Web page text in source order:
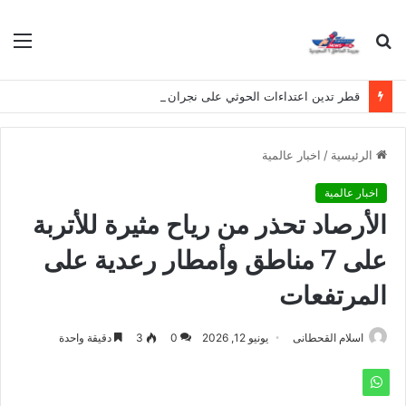
بحث
الرئيسية / اخبار عالمية
اخبار عالمية
الأرصاد تحذر من رياح مثيرة للأتربة
على 7 مناطق وأمطار رعدية على
المرتفعات
اسلام القحطانى يونيو 12, 2026 0
3 دقيقة واحدة